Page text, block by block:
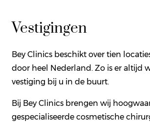
Vestigingen
Bey Clinics beschikt over tien
door heel Nederland. Zo is er altijd
vestiging bij u in de buurt.
Bij Bey Clinics brengen wij
gespecialiseerde cosmetische